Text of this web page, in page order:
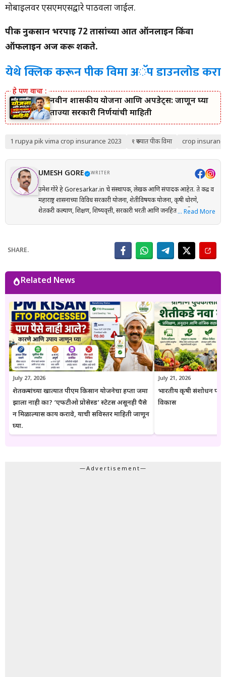
मोबाइलवर एसएमएसद्वारे पाठवला जाईल.
पीक नुकसान भरपाई 72 तासांच्या आत ऑनलाइन किंवा
ऑफलाइन अर्ज करू शकते.
येथे क्लिक करून पीक विमा अॅप डाउनलोड करा
नवीन शासकीय योजना आणि अपडेट्स: जाणून घ्या
ताज्या सरकारी निर्णयांची माहिती
1 rupya pik vima crop insurance 2023 १ रुपयात पीक विमा crop
UMESH GORE WRITER
उमेश गोरे हे Goresarkar.in चे संस्थापक, लेखक आणि संपादक आहेत. ते केंद्र व
महाराष्ट्र शासनाच्या विविध सरकारी योजना, शेतीविषयक योजना, कृषी धोरणे,
शेतकरी कल्याण, शिक्षण, शिष्यवृत्ती, सरकारी भरती आणि जनहिताच्या विषयांवर
आणि संबंधित अधिकृत स्रोतांचा संदर्भ घेऊन माहितीची पडताळणी केली जाते.
वाचकांना अर्ज प्रक्रिया, पात्रता, आवश्यक कागदपत्रे, लाभ, अंतिम मुदत आणि
भर असतो. Goresarkar.in चा उद्देश महाराष्ट्रातील शेतकरी, विद्यार्थी, महिला,
युवक आणि सर्वसामान्य नागरिकांपर्यंत विश्वासार्ह, अद्ययावत आणि उपयुक्त माहिती
पोहोचवणे हा आहे. प्रकाशित माहिती वेळोवेळी अद्ययावत ठेवण्याचा प्रयत्न केला
जातो. अधिकृत निर्णयामध्ये बदल झाल्यास संबंधित लेख देखील अद्ययावत करण्यात
येतात. या संकेतस्थळावरील माहिती ही केवळ जनजागृती आणि मार्गदर्शनाच्या
उद्देशाने प्रकाशित केली जाते. कोणत्याही सरकारी योजनेसाठी अर्ज करण्यापूर्वी
संबंधित विभागाच्या अधिकृत संकेतस्थळावरील माहिती, नियम आणि अटींची
पडताळणी करण्याचा सल्ला दिला जातो.
… Read More
SHARE.
Related News
July 27, 2026
शेतकऱ्यांच्या खात्यात पीएम किसान योजनेचा हप्ता जमा
झाला नाही का? ‘एफटीओ प्रोसेस्ड’ स्टेटस असूनही पैसे
न मिळाल्यास काय करावे, याची सविस्तर माहिती जाणून
घ्या.
July 21, 2026
भारतीय कृषी संशोधन
विकास
—Advertisement—